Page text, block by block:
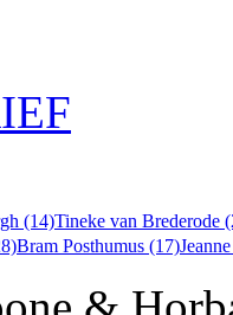
(14)Tineke van Brederode
Bram Posthumus (17)